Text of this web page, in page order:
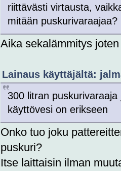
riittävästi virtausta,
mitään puskurivaraajaa?
Aika sekalämmitys
Lainaus käyttäjältä:
300 litran
käyttövesi on erikseen
Onko tuo joku
puskuri?
Itse laittaisin ilman